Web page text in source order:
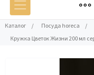
Каталог / Посуда horeca /
Кружка Цветок Жизни 200 мл